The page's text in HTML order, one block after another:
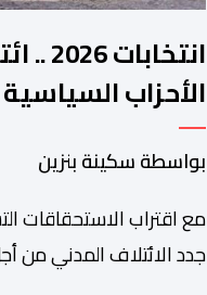
الأحزاب
واضحة تجاه
بواسطة سكينة بنزين
جدد الائتلاف المدني من